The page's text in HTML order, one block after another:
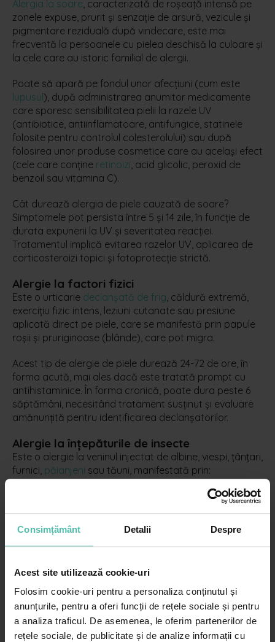
Consimțământ Detalii Despre
Acest site utilizează cookie-uri
Folosim cookie-uri pentru a personaliza conținutul și
anunțurile, pentru a oferi funcții de rețele sociale și pentru
a analiza traficul. De asemenea, le oferim partenerilor de
rețele sociale, de publicitate și de analize informații cu
Alergia la soare , caracterizată de roșeață intensă pe
zonele expuse, prurit și senzație de arsură, vezicule și
pigmentare reziduală după vindecare, este mai
frecventă la persoanele cu pielea deschisă la culoare și
la cele care au istoric familial de alergii.
Poate să apară pe fondul unor afecțiuni (cum este
lupusul), după administrarea anumitor medicamente
care sporesc sensibilitatea pielii la razele UV
(antibiotice, antiinflamatoare, antifungice, statinele
folosite pentru controlul colesterolului) sau după
folosirea unor produse cosmetice care au același efect
(cele care conține retinoizi , acid glicolic, peroxid de
benzoil sau vitamina C).
Cât durează alergia de piele cauzată de soare?
Simptomele pot persista între 5 și 14 zile, în funcție de
durata expunerii la UV și severitatea reacției.
Tratamentul implică evitarea razelor UV, aplicarea de
corticosteroizi topici și fotoprotecție strictă.
Alergie la factori fizici
Este o urticarie declanșată de frig , căldură extremă,
exercițiu fizic intens, leziuni cutanate sau presiune
aplicată direct pe piele, care se manifestă prin papule
roșii și pruriginoase (blânde), care pot migra.
Acest tip de alergie de piele durează 24-72 de ore, în
forma acută, mai ales dacă este tratată prompt cu
antihistaminice. În forma cronică, poate dura peste 6
săptămâni, necesitând tratament susținut și evaluare
amănunțită pentru identificarea declanșatorilor.
Alergie la înțepăturile de insecte
Este o alergie la veninul injectat de albine, viespi, țânțari,
furnici, păianjeni sau tăuni, manifestată prin:
reacții locale ușoare (cele mai frecvente), precum
și durere sau prurit. Acestea dispar în 1-3 zile;
reacții locale extinse – inflamație severă, umflături
care se extind dincolo de zona înțepăturii -, care
reacții sistemice (rare), cu instalare rapidă – urticarie
generalizată și prurit, însoțite de angioedem și
dificultăți de respirație. Aceasta este o urgență
medicală. Anafilaxia poate duce la deces, dacă nu
este tratată prompt.